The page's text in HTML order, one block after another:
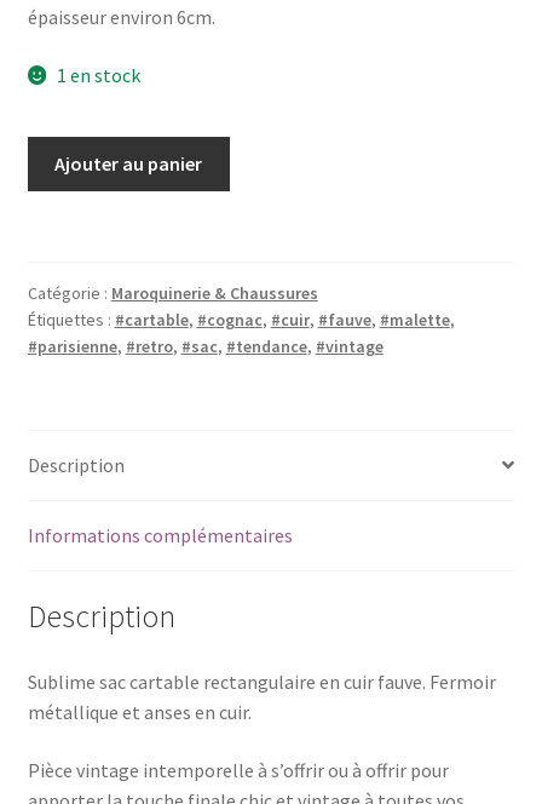
épaisseur environ 6cm.
1 en stock
fauve
Ajouter au panier
Catégorie : Maroquinerie & Chaussures
Étiquettes : #cartable, #cognac, #cuir, #fauve, #malette,
#parisienne, #retro, #sac, #tendance, #vintage
Description
Informations complémentaires
Description
Sublime sac cartable rectangulaire en cuir fauve. Fermoir
métallique et anses en cuir.
Pièce vintage intemporelle à s’offrir ou à offrir pour